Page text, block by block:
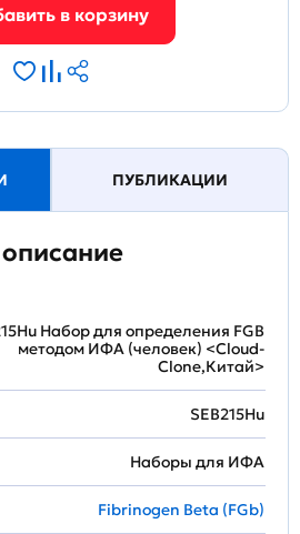
ПУБЛИКАЦИИ
Набор для определения FGB
методом ИФА (человек) <Cloud-
Clone,Китай>
SEB215Hu
Наборы для ИФА
Fibrinogen Beta (FGb)